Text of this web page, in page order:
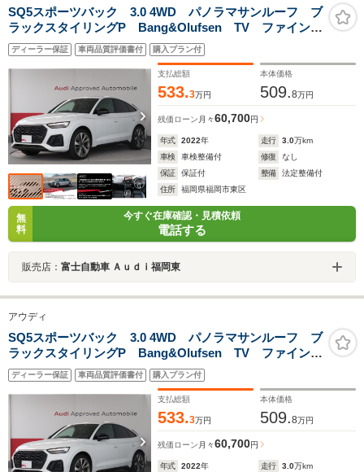
SQ5スポーツバック 3.0 4WD パノラマサンルーフ ブ
ラックスタイリングP Bang&Olufsen TV ファインナ
ッパレザー ダイヤモンドステッチ 4シートヒーター ス
テアリングヒーター ダンピングコントロールサス
ディーラー保証 車両品質評価書付 購入プラン付
支払総額
533.3万円
本体価格
509.8万円
残価ローン 月々60,700円
年式 2022年 走行 3.0万km
車検
車検整備付 修復
なし
保証
保証付 整備
法定整備付
住所
福岡県福岡市東区
無
料
今すぐ在庫確認・見積依頼
電話する
販売店： 富士自動車 Ａｕｄｉ福岡東
アウディ
SQ5スポーツバック 3.0 4WD パノラマサンルーフ ブ
ラックスタイリングP Bang&Olufsen TV ファインナ
ッパレザー ダイヤモンドステッチ 4シートヒーター ス
テアリングヒーター ダンピングコントロールサス
ディーラー保証 車両品質評価書付 購入プラン付
支払総額
533.3万円
本体価格
509.8万円
残価ローン 月々60,700円
年式 2022年 走行 3.0万km